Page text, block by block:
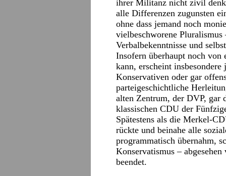
ihrer Militanz nicht zivil
alle Differenzen zugunsten
ohne dass jemand noch
vielbeschworene
Verbalbekenntnisse und
Insofern überhaupt noch von
kann, erscheint
Konservativen oder gar
parteigeschichtliche
alten Zentrum, der DVP, gar
klassischen CDU der
Spätestens als die Merkel-
rückte und beinahe alle
programmatisch übernahm,
Konservatismus –
beendet.